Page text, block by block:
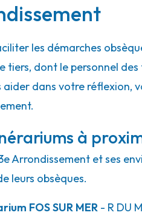
les démarches
tiers, dont le personnel
aider dans votre réflexion,
à
Arrondissement et ses
leurs obsèques.
FOS SUR MER - R DU